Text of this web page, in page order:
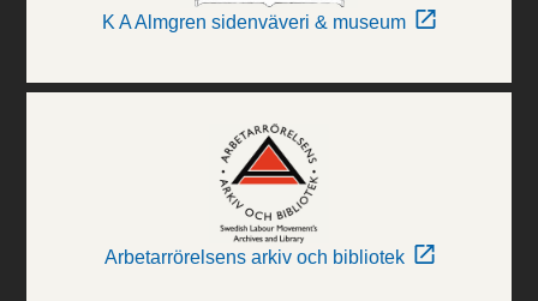
K A Almgren sidenväveri & museum
Arbetarrörelsens arkiv och bibliotek